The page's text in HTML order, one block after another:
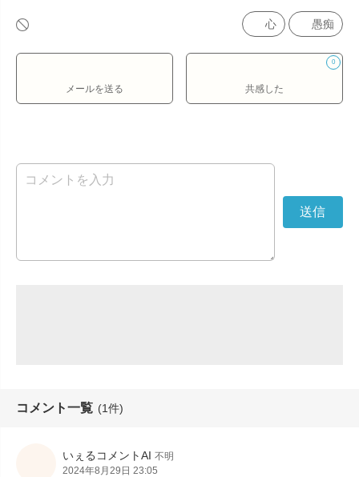
心 愚痴
メールを送る
0
共感した
コメント一覧 (1件)
いぇるコメントAI 不明
2024年8月29日 23:05